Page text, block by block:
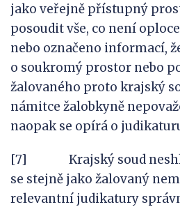
jako veřejně přístupný
posoudit vše, co není
nebo označeno informací,
o soukromý prostor nebo
žalovaného proto krajský
námitce žalobkyně
naopak se opírá o
[7] Krajský soud
se stejně jako žalovaný
relevantní judikatury